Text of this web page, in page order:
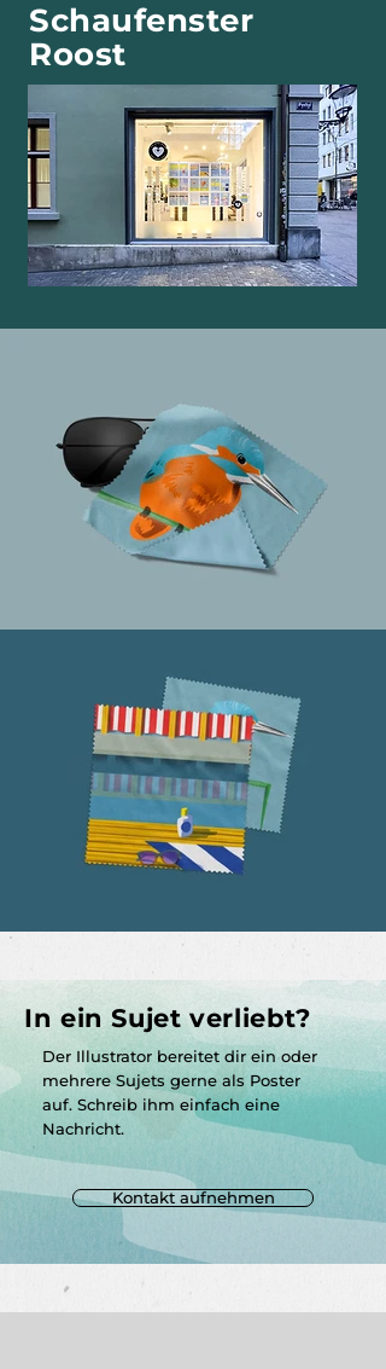
Schaufenster
Roost
In ein Sujet verliebt?
Der Illustrator bereitet dir ein oder
mehrere Sujets gerne als Poster
auf. Schreib ihm einfach eine
Nachricht.
Kontakt aufnehmen